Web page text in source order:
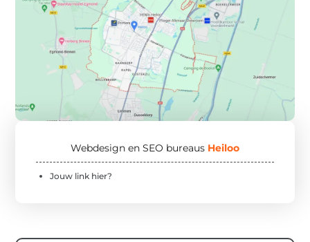
Webdesign en SEO bureaus Heiloo
Jouw link hier?